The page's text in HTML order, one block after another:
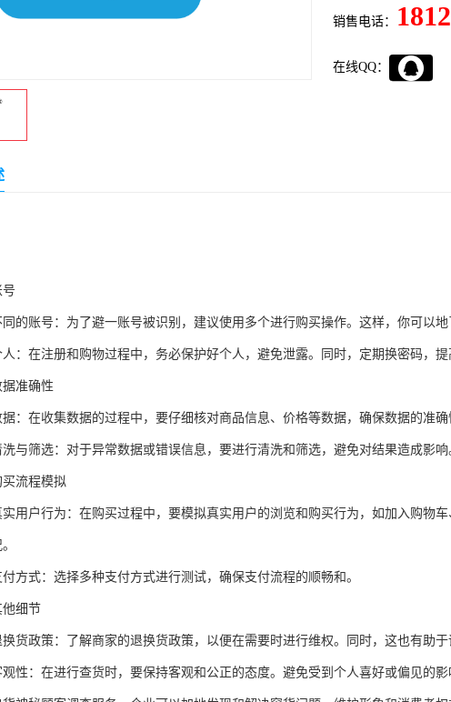
销售电话：
在线QQ：
的账号：为了避一账号被识别，建议使用多个进行购买操作。这样，你可以地
：在注册和购物过程中，务必保护好个人，避免泄露。同时，定期换密码，提
准确性
：在收集数据的过程中，要仔细核对商品信息、价格等数据，确保数据的准确
与筛选：对于异常数据或错误信息，要进行清洗和筛选，避免对结果造成影响
买流程模拟
用户行为：在购买过程中，要模拟真实用户的浏览和购买行为，如加入购物
付方式：选择多种支付方式进行测试，确保支付流程的顺畅和。
他细节
换货政策：了解商家的退换货政策，以便在需要时进行维权。同时，这也有助于
性：在进行查货时，要保持客观和公正的态度。避免受到个人喜好或偏见的影